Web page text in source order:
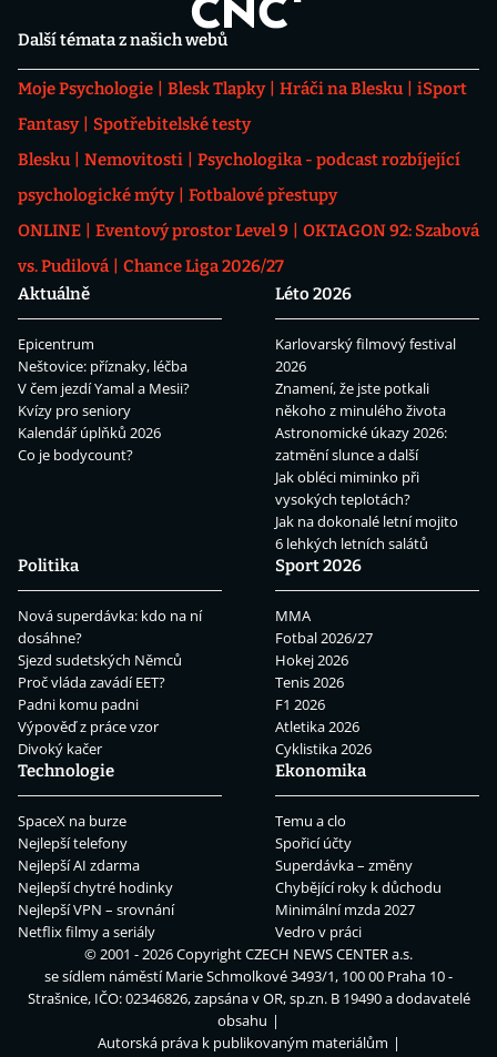
Další témata z našich webů
Moje Psychologie Blesk Tlapky Hráči na Blesku
iSport
Fantasy
Spotřebitelské testy
Blesku
Nemovitosti
Psychologika - podcast rozbíjející
psychologické mýty
Fotbalové přestupy
ONLINE
Eventový prostor Level 9
OKTAGON 92: Szabová
vs. Pudilová
Chance Liga 2026/27
Aktuálně
Epicentrum
Neštovice: příznaky, léčba
V čem jezdí Yamal a Mesii?
Kvízy pro seniory
Kalendář úplňků 2026
Co je bodycount?
Léto 2026
Karlovarský filmový festival
2026
Znamení, že jste potkali
někoho z minulého života
Astronomické úkazy 2026:
zatmění slunce a další
Jak obléci miminko při
vysokých teplotách?
Jak na dokonalé letní mojito
6 lehkých letních salátů
Politika
Nová superdávka: kdo na ní
dosáhne?
Sjezd sudetských Němců
Proč vláda zavádí EET?
Padni komu padni
Výpověď z práce vzor
Divoký kačer
Sport 2026
MMA
Fotbal 2026/27
Hokej 2026
Tenis 2026
F1 2026
Atletika 2026
Cyklistika 2026
Technologie
SpaceX na burze
Nejlepší telefony
Nejlepší AI zdarma
Nejlepší chytré hodinky
Nejlepší VPN – srovnání
Netflix filmy a seriály
Ekonomika
Temu a clo
Spořicí účty
Superdávka – změny
Chybějící roky k důchodu
Minimální mzda 2027
Vedro v práci
© 2001 - 2026 CopyrightCZECH NEWS CENTER a.s.
se sídlem náměstí Marie Schmolkové 3493/1, 100 00 Praha 10 -
Strašnice, IČO: 02346826, zapsána v OR, sp.zn. B 19490 a dodavatelé
obsahu
Autorská práva k publikovaným materiálům